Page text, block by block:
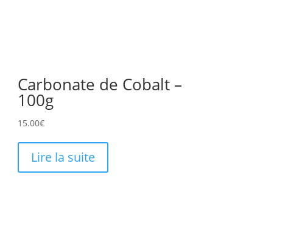
Carbonate de Cobalt –
100g
15.00€
Lire la suite